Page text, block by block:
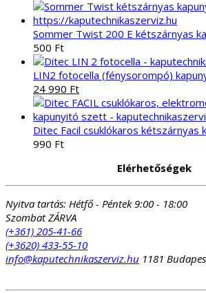
Sommer Twist 200 E kétszárnyas
500 Ft
LIN2 fotocella (fénysorompó)
Original
price
was:
29
990 Ft.
24 990 FtCurrent
price
is:
24
Ditec Facil csuklókaros kétszárnyas
990 Ft
Elérhetőségek
Nyitva tartás: Hétfő - Péntek 9:00 - 18:00
Szombat ZÁRVA
(+361) 205-41-66
(+3620) 433-55-10
info@kaputechnikaszerviz.hu 1181